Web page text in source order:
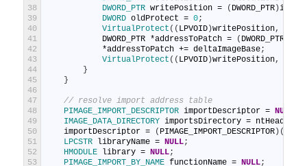
38
39
40
41
42
43
44
45
46
47
48
49
50
51
52
53
DWORD_PTR writePosition = ( DWORD_PTR )
DWORD oldProtect = 0;
VirtualProtect ( ( LPVOID )writePosition,
DWORD_PTR *addressToPatch = ( DWORD_PTR
*addressToPatch += deltaImageBase;
VirtualProtect ( ( LPVOID )writePosition,
}
}
// resolve import address table
PIMAGE_IMPORT_DESCRIPTOR importDescriptor = NULL
IMAGE_DATA_DIRECTORY importsDirectory = ntHeaders
importDescriptor = ( PIMAGE_IMPORT_DESCRIPTOR ) (
LPCSTR
libraryName = NULL;
HMODULE
library = NULL;
PIMAGE_IMPORT_BY_NAME functionName = NULL;